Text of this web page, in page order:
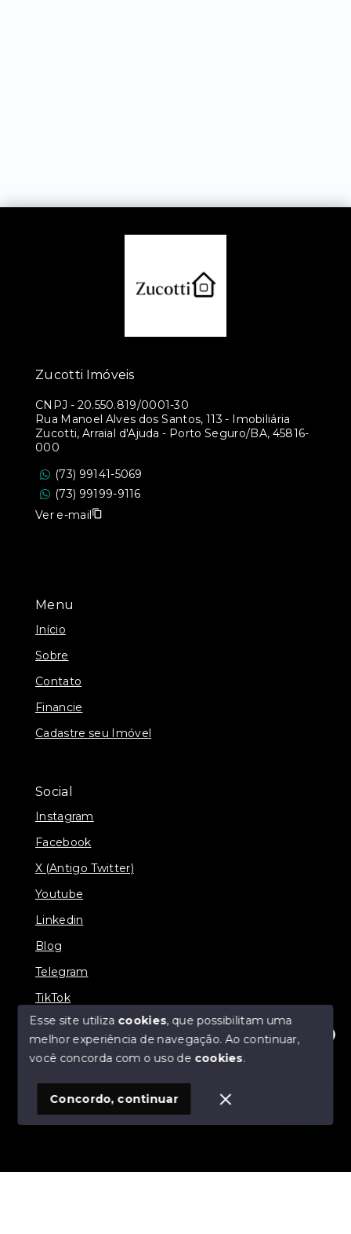
Olá! Estamos disponíveis para te ajudar.
Menu
Início
Sobre
Contato
Financie
Cadastre seu Imóvel
Social
Instagram
Facebook
X (Antigo Twitter)
Youtube
Linkedin
Blog
Telegram
TikTok
© Copyright 2026 - Zucotti Imóveis - Todos os direitos
SITE PARA IMOBILIARIA
Zucotti Imóveis
CNPJ - 20.550.819/0001-30
Rua Manoel Alves dos Santos, 113 - Imobiliária
Zucotti, Arraial d'Ajuda - Porto Seguro/BA, 45816-
000
(73) 99141-5069
(73) 99199-9116
Ver e-mail
Esse site utiliza cookies, que possibilitam uma
melhor experiência de navegação.Ao continuar,
você concorda com o uso de cookies.
Concordo, continuar